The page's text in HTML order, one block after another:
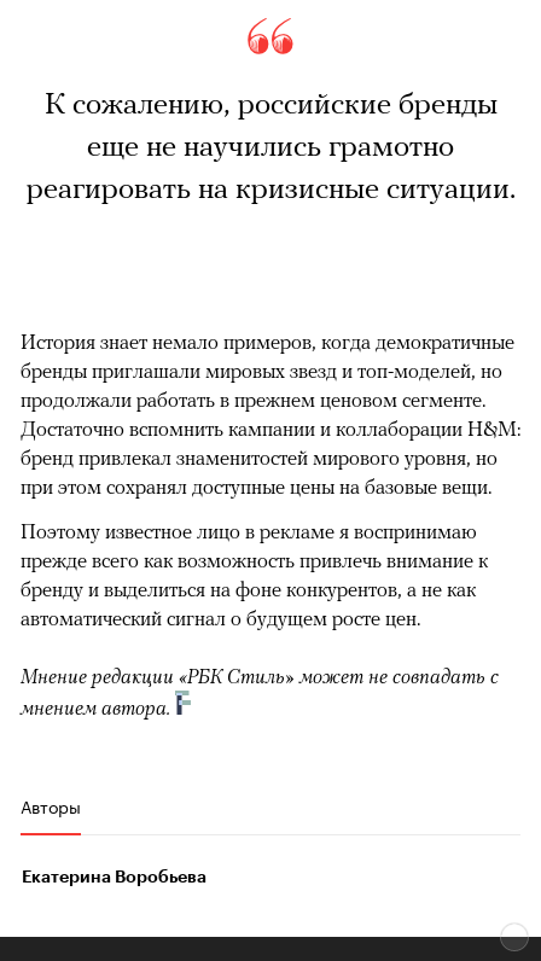
К сожалению, российские бренды
еще не научились грамотно
реагировать на кризисные ситуации.
История знает немало примеров, когда демократичные
бренды приглашали мировых звезд и топ-моделей, но
продолжали работать в прежнем ценовом сегменте.
Достаточно вспомнить кампании и коллаборации H&M:
бренд привлекал знаменитостей мирового уровня, но
при этом сохранял доступные цены на базовые вещи.
Поэтому известное лицо в рекламе я воспринимаю
прежде всего как возможность привлечь внимание к
бренду и выделиться на фоне конкурентов, а не как
автоматический сигнал о будущем росте цен.
Мнение редакции «РБК Стиль» может не совпадать с
мнением автора.
Авторы
Екатерина Воробьева